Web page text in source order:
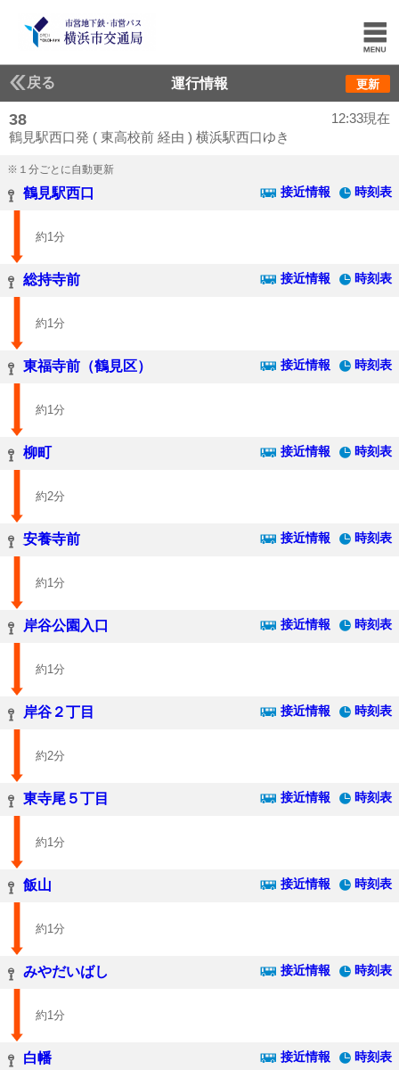
戻る 運行情報 更新
38
鶴見駅西口発 ( 東高校前 経由 ) 横浜駅西口ゆき
12:33現在
※１分ごとに自動更新
鶴見駅西口 接近情報 時刻表
約1分
総持寺前 接近情報 時刻表
約1分
東福寺前（鶴見区） 接近情報 時刻表
約1分
柳町 接近情報 時刻表
約2分
安養寺前 接近情報 時刻表
約1分
岸谷公園入口 接近情報 時刻表
約1分
岸谷２丁目 接近情報 時刻表
約2分
東寺尾５丁目 接近情報 時刻表
約1分
飯山 接近情報 時刻表
約1分
みやだいばし 接近情報 時刻表
約1分
白幡 接近情報 時刻表